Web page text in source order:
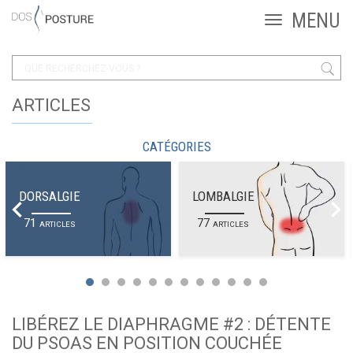
ARTICLES
CATÉGORIES
DORSALGIE
71ARTICLES
LOMBALGIE
77ARTICLES
LIBÉREZ LE DIAPHRAGME #2 : DÉTENTE
DU PSOAS EN POSITION COUCHÉE